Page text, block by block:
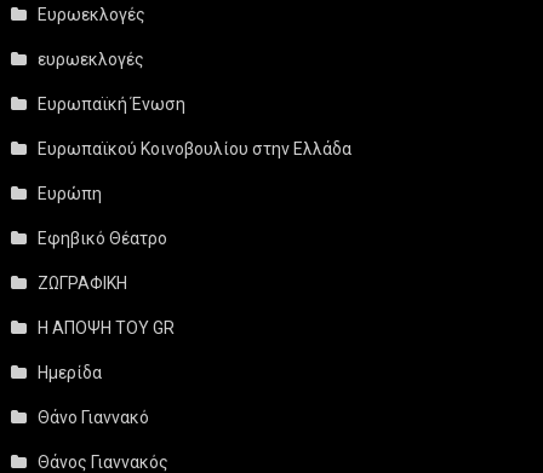
Ευρωεκλογές
ευρωεκλογές
Ευρωπαϊκή Ένωση
Ευρωπαϊκού Κοινοβουλίου στην Ελλάδα
Ευρώπη
Εφηβικό Θέατρο
ΖΩΓΡΑΦΙΚΗ
Η ΑΠΟΨΗ ΤΟΥ GR
Ημερίδα
Θάνο Γιαννακό
Θάνος Γιαννακός